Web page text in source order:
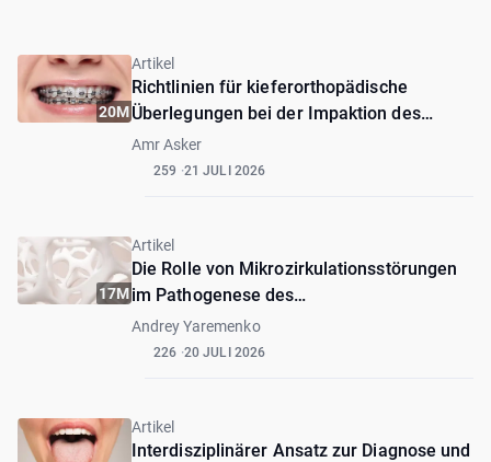
20M
Artikel
Richtlinien für kieferorthopädische
Überlegungen bei der Impaktion des
oberen zentralen Schneidezahns mit
Dilaceration
Amr Asker
259 21 JULI 2026
17M
Artikel
Die Rolle von Mikrozirkulationsstörungen
im Pathogenese des
bisphosphonatassoziierten Osteonekrose
Andrey Yaremenko
226 20 JULI 2026
Artikel
Interdisziplinärer Ansatz zur Diagnose und